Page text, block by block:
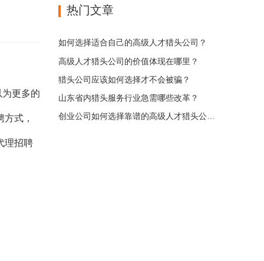
更多的
式，
理招聘
热门文章
如何选择适合自己的高级人才猎头公司？
高级人才猎头公司的价值体现在哪里？
猎头公司应该如何选择才不会被骗？
山东省内猎头服务行业急需哪些改革？
创业公司如何选择靠谱的高级人才猎头公司？